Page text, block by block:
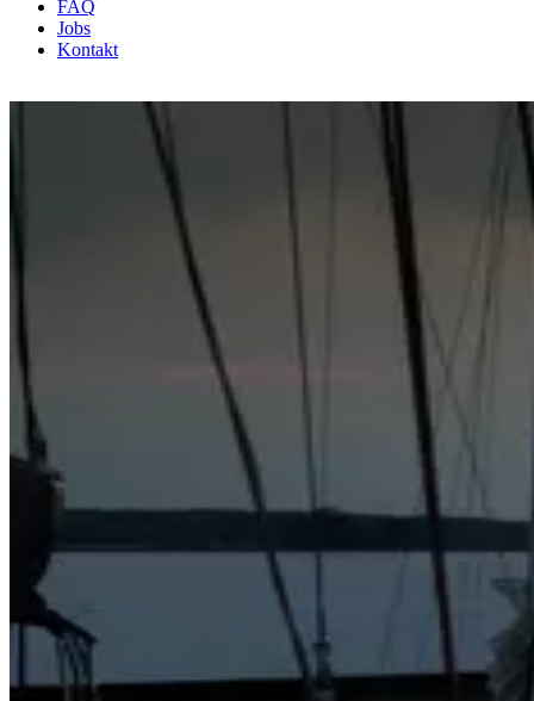
FAQ
Jobs
Kontakt